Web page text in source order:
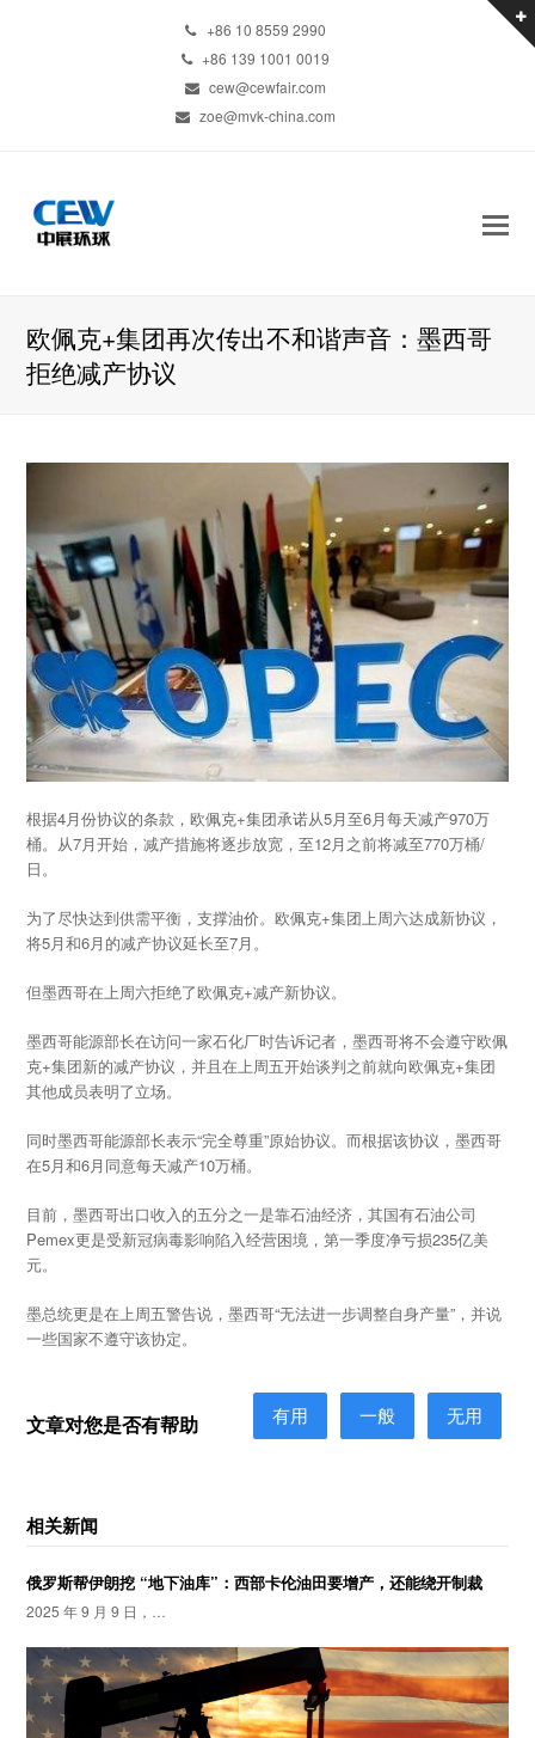
+86 10 8559 2990
+86 139 1001 0019
cew@cewfair.com
zoe@mvk-china.com
欧佩克+集团再次传出不和谐声音：墨西哥
拒绝减产协议
根据4月份协议的条款，欧佩克+集团承诺从5月至6月每天减产970万
桶。从7月开始，减产措施将逐步放宽，至12月之前将减至770万桶/
日。
为了尽快达到供需平衡，支撑油价。欧佩克+集团上周六达成新协议，
将5月和6月的减产协议延长至7月。
但墨西哥在上周六拒绝了欧佩克+减产新协议。
墨西哥能源部长在访问一家石化厂时告诉记者，墨西哥将不会遵守欧佩
克+集团新的减产协议，并且在上周五开始谈判之前就向欧佩克+集团
其他成员表明了立场。
同时墨西哥能源部长表示“完全尊重”原始协议。而根据该协议，墨西哥
在5月和6月同意每天减产10万桶。
目前，墨西哥出口收入的五分之一是靠石油经济，其国有石油公司
Pemex更是受新冠病毒影响陷入经营困境，第一季度净亏损235亿美
元。
墨总统更是在上周五警告说，墨西哥“无法进一步调整自身产量”，并说
一些国家不遵守该协定。
文章对您是否有帮助 有用 一般 无用
相关新闻
俄罗斯帮伊朗挖 “地下油库”：西部卡伦油田要增产，还能绕开制裁
2025 年 9 月 9 日，…